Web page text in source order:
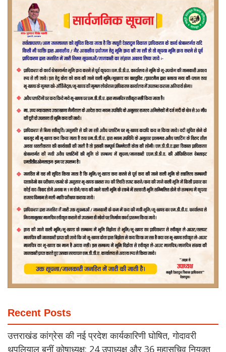
Recent Posts
उत्तराखंड कांग्रेस की नई प्रदेश कार्यकारिणी घोषित, गोदावरी
थपलियाल बनीं कोषाध्यक्ष; 24 उपाध्यक्ष और 36 महासचिव नियुक्त